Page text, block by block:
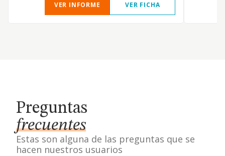
VER INFORME VER FICHA
Preguntas
frecuentes
Estas son alguna de las preguntas que se
hacen nuestros usuarios